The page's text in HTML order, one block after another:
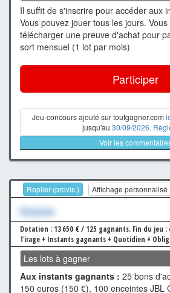
Il suffit de s'inscrire pour accéder aux
Vous pouvez jouer tous les jours.
télécharger une preuve d'achat pour
sort mensuel (1 lot par mois)
Participer
Jeu-concours ajouté sur toutgagner.com
jusqu'au 30/09/2026.
Voir les
Replier (provis.) Affichage personnalisé
Xxxxxxx
Dotation : 13 650 € / 125 gagnants. Fin du jeu
Tirage + Instants gagnants + Quotidien +
Les lots à gagner
Aux instants gagnants : 25 bons
150 euros (150 €), 100 enceintes JBL